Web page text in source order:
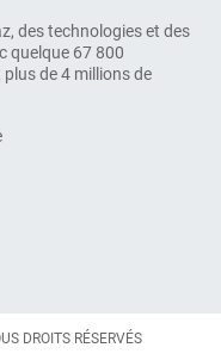
des technologies et des
quelque 67 800
de 4 millions de
DROITS RÉSERVÉS